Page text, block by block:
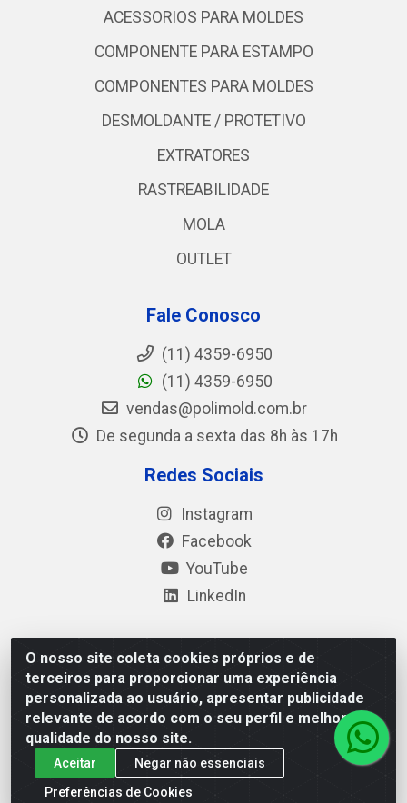
O nosso site coleta cookies próprios e de
terceiros para proporcionar uma experiência
personalizada ao usuário, apresentar publicidade
relevante de acordo com o seu perfil e melhorar a
qualidade do nosso site.
Aceitar
Negar não essenciais
Preferências de Cookies
ACESSORIOS PARA MOLDES
COMPONENTE PARA ESTAMPO
COMPONENTES PARA MOLDES
DESMOLDANTE / PROTETIVO
EXTRATORES
RASTREABILIDADE
MOLA
OUTLET
Fale Conosco
(11) 4359-6950
(11) 4359-6950
vendas@polimold.com.br
De segunda a sexta das 8h às 17h
Redes Sociais
Instagram
Facebook
YouTube
LinkedIn
Polimold Industrial Ltda - Estrada dos Casa, 4585 – São
Bernardo do Campo / SP – CEP: 09.840-000 - CNPJ
44.106.466/0001-41